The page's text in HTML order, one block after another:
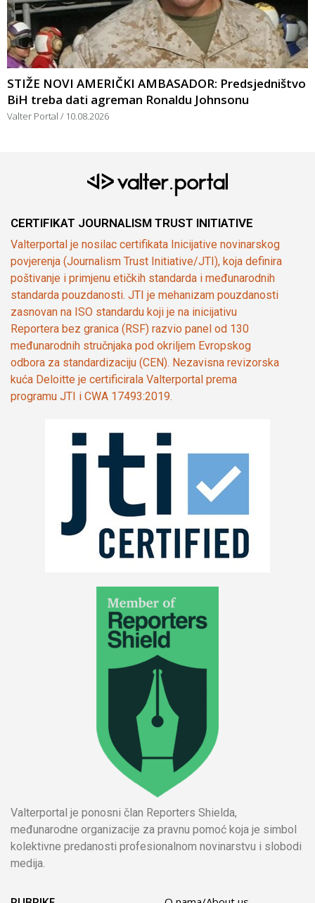
STIŽE NOVI AMERIČKI AMBASADOR: Predsjedništvo
BiH treba dati agreman Ronaldu Johnsonu
Valter Portal 10.08.2026
CERTIFIKAT JOURNALISM TRUST INITIATIVE
Valterportal je nosilac certifikata Inicijative novinarskog
povjerenja (Journalism Trust Initiative/JTI), koja definira
poštivanje i primjenu etičkih standarda i međunarodnih
standarda pouzdanosti. JTI je mehanizam pouzdanosti
zasnovan na ISO standardu koji je na inicijativu
Reportera bez granica (RSF) razvio panel od 130
međunarodnih stručnjaka pod okriljem Evropskog
odbora za standardizaciju (CEN). Nezavisna revizorska
kuća Deloitte je certificirala Valterportal prema
programu JTI i CWA 17493:2019.
Valterportal je ponosni član Reporters Shielda,
međunarodne organizacije za pravnu pomoć koja je simbol
kolektivne predanosti profesionalnom novinarstvu i slobodi
medija.